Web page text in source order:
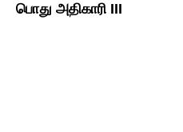
பொது அதிகாரி III